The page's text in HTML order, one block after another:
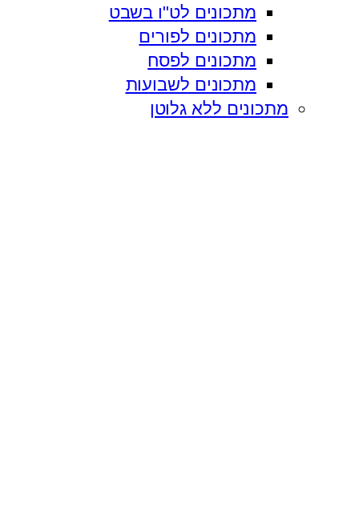
מתכונים לט"ו בשבט
מתכונים לפורים
מתכונים לפסח
מתכונים לשבועות
מתכונים ללא גלוטן